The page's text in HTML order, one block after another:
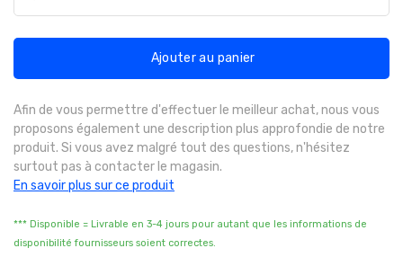
Ajouter au panier
Afin de vous permettre d'effectuer le meilleur achat, nous vous
proposons également une description plus approfondie de notre
produit. Si vous avez malgré tout des questions, n'hésitez
surtout pas à contacter le magasin.
En savoir plus sur ce produit
*** Disponible = Livrable en 3-4 jours pour autant que les informations de
disponibilité fournisseurs soient correctes.